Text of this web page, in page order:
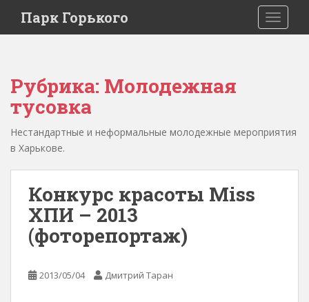
Парк Горького
Рубрика: Молодежная
тусовка
Нестандартные и неформальные молодежные мероприятия
в Харькове.
Конкурс красоты Miss
ХПИ – 2013
(фоторепортаж)
2013/05/04 Дмитрий Таран